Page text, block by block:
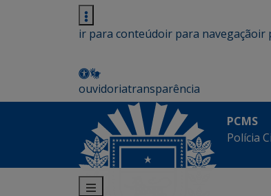
ir para conteúdoir para navegaçãoir
ouvidoriatransparência
PCMS
Polícia